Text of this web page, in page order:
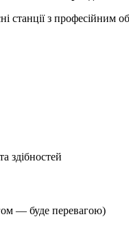
станції з
здібностей
— буде перевагою)